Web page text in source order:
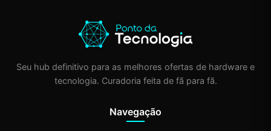
Seu hub definitivo para as melhores ofertas de hardware e
tecnologia. Curadoria feita de fã para fã.
Navegação